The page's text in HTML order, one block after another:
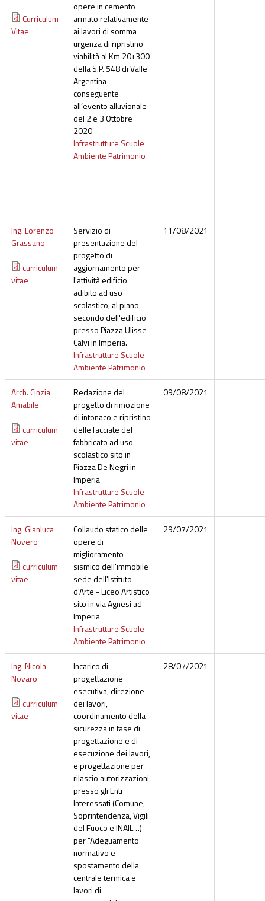
Curriculum
Vitae
opere in cemento
armato relativamente
ai lavori di somma
urgenza di ripristino
viabilità al Km 20+300
della S.P. 548 di Valle
Argentina -
conseguente
all’evento alluvionale
del 2 e 3 Ottobre
2020
Infrastrutture Scuole
Ambiente Patrimonio
Ing. Lorenzo
Grassano
curriculum
vitae
Servizio di
presentazione del
progetto di
aggiornamento per
l'attività edificio
adibito ad uso
scolastico, al piano
secondo dell'edificio
presso Piazza Ulisse
Calvi in Imperia.
Infrastrutture Scuole
Ambiente Patrimonio
11/08/2021
Arch. Cinzia
Amabile
curriculum
vitae
Redazione del
progetto di rimozione
di intonaco e ripristino
delle facciate del
fabbricato ad uso
scolastico sito in
Piazza De Negri in
Imperia
Infrastrutture Scuole
Ambiente Patrimonio
09/08/2021
Ing. Gianluca
Novero
curriculum
vitae
Collaudo statico delle
opere di
miglioramento
sismico dell'immobile
sede dell'Istituto
d'Arte - Liceo Artistico
sito in via Agnesi ad
Imperia
Infrastrutture Scuole
Ambiente Patrimonio
29/07/2021
Ing. Nicola
Novaro
curriculum
vitae
Incarico di
progettazione
esecutiva, direzione
dei lavori,
coordinamento della
sicurezza in fase di
progettazione e di
esecuzione dei lavori,
e progettazione per
rilascio autorizzazioni
presso gli Enti
Interessati (Comune,
Soprintendenza, Vigili
del Fuoco e INAIL…)
per "Adeguamento
normativo e
spostamento della
centrale termica e
lavori di
28/07/2021